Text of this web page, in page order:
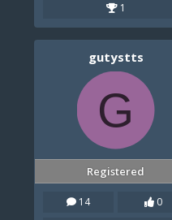
1
gutystts
G
Registered
14
0